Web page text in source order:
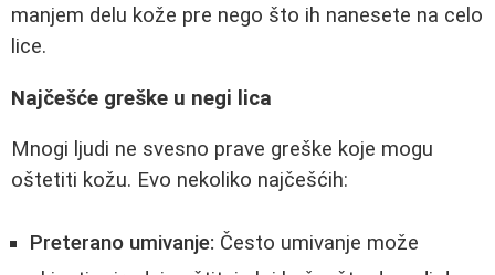
manjem delu kože pre nego što ih nanesete na celo
lice.
Najčešće greške u negi lica
Mnogi ljudi ne svesno prave greške koje mogu
oštetiti kožu. Evo nekoliko najčešćih:
Preterano umivanje: Često umivanje može